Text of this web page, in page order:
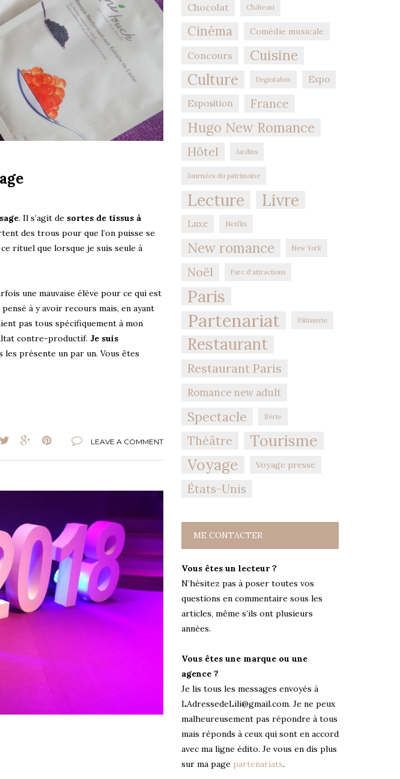
. Il s’agit de sortes de tissus à
des trous pour que l’on puisse se
rituel que lorsque je suis seule à
une mauvaise élève pour ce qui est
à y avoir recours mais, en ayant
pas tous spécifiquement à mon
contre-productif. Je suis
les présente un par un. Vous êtes
LEAVE A COMMENT
Chocolat Château
Cinéma Comédie musicale
Concours Cuisine
Culture Degustabox Expo
Exposition France
Hugo New Romance
Hôtel Jardins
Journées du patrimoine
Lecture Livre
Luxe Netflix
New romance New York
Noël Parc d'attractions
Paris
Partenariat Pâtisserie
Restaurant
Restaurant Paris
Romance new adult
Spectacle Série
Théâtre
Tourisme
Voyage
Voyage presse
États-Unis
ME CONTACTER
Vous êtes un lecteur ?
N’hésitez pas à poser toutes vos
questions en commentaire sous les
articles, même s’ils ont plusieurs
années.
Vous êtes une marque ou une
agence ?
Je lis tous les messages envoyés à
LAdressedeLili@gmail.com. Je ne peux
malheureusement pas répondre à tous
mais réponds à ceux qui sont en accord
avec ma ligne édito. Je vous en dis plus
sur ma page partenariats.